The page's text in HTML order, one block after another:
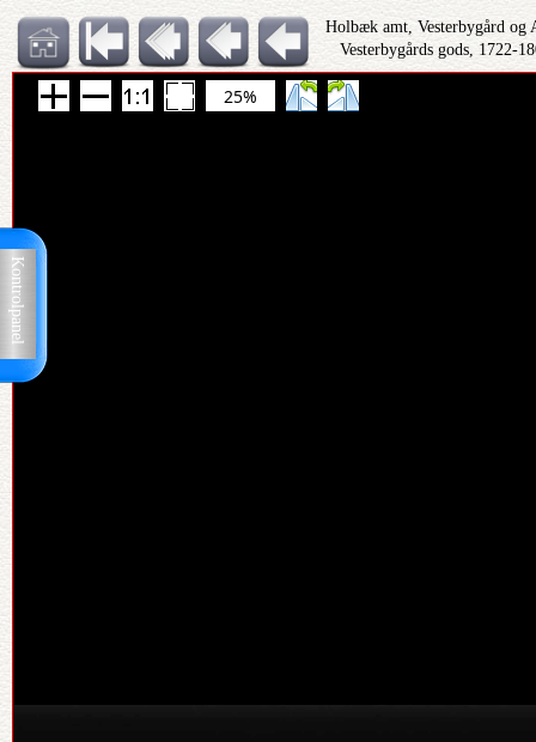
Kontrolpanel
Holbæk amt, Vesterbygård og
Vesterbygårds gods, 1722-
25%